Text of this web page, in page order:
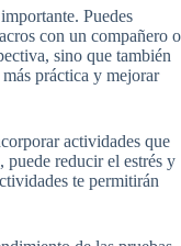
Puedes
con un compañero o
sino que también
práctica y mejorar
actividades que
reducir el estrés y
te permitirán